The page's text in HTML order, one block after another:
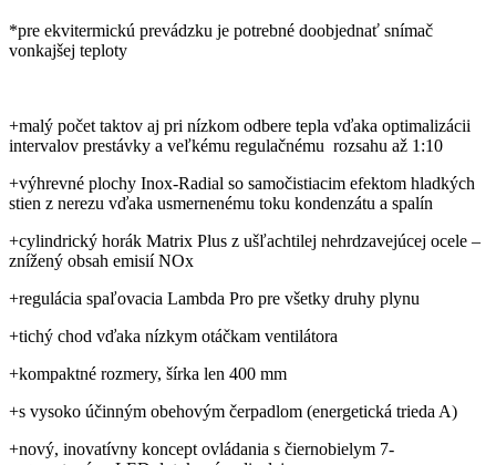
*pre ekvitermickú prevádzku je potrebné doobjednať snímač
vonkajšej teploty
+malý počet taktov aj pri nízkom odbere tepla vďaka optimalizácii
intervalov prestávky a veľkému regulačnému rozsahu až 1:10
+výhrevné plochy Inox-Radial so samočistiacim efektom hladkých
stien z nerezu vďaka usmernenému toku kondenzátu a spalín
+cylindrický horák Matrix Plus z ušľachtilej nehrdzavejúcej ocele –
znížený obsah emisií NOx
+regulácia spaľovacia Lambda Pro pre všetky druhy plynu
+tichý chod vďaka nízkym otáčkam ventilátora
+kompaktné rozmery, šírka len 400 mm
+s vysoko účinným obehovým čerpadlom (energetická trieda A)
+nový, inovatívny koncept ovládania s čiernobielym 7-